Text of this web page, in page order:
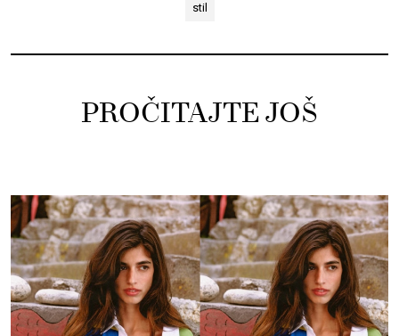
stil
PROČITAJTE JOŠ